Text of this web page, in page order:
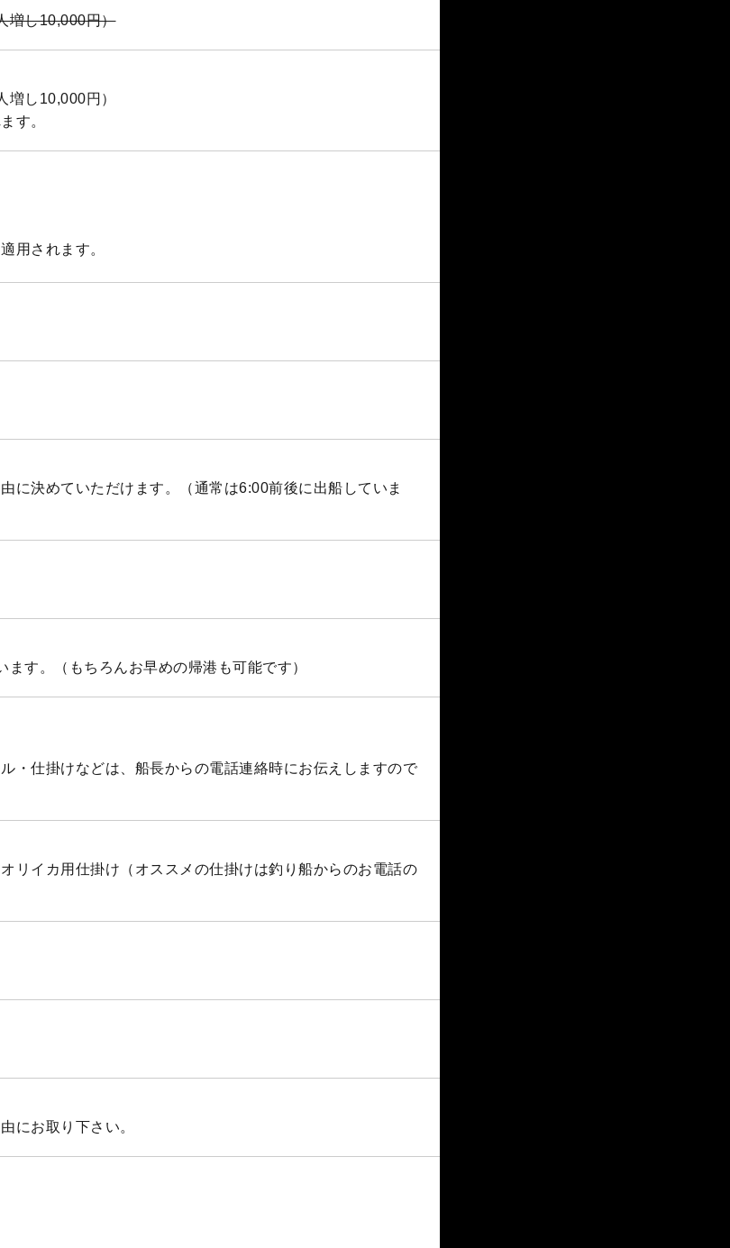
増し10,000円）
増し10,000円）
す。
用されます。
に決めていただけます。（通常は6:00前後に出船していま
ます。（もちろんお早めの帰港も可能です）
・仕掛けなどは、船長からの電話連絡時にお伝えしますので
リイカ用仕掛け（オススメの仕掛けは釣り船からのお電話の
にお取り下さい。